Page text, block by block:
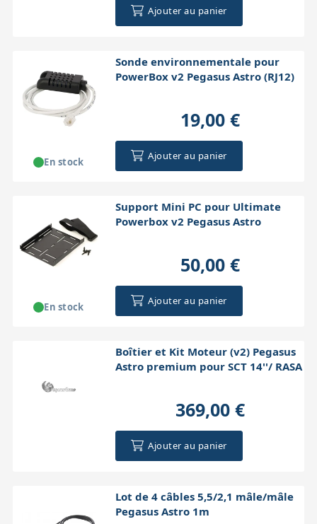
Ajouter au panier
Sonde environnementale pour
PowerBox v2 Pegasus Astro (RJ12)
19,00 €
Ajouter au panier
En stock
Support Mini PC pour Ultimate
Powerbox v2 Pegasus Astro
50,00 €
Ajouter au panier
En stock
Boîtier et Kit Moteur (v2) Pegasus
Astro premium pour SCT 14''/ RASA
369,00 €
Ajouter au panier
Lot de 4 câbles 5,5/2,1 mâle/mâle
Pegasus Astro 1m